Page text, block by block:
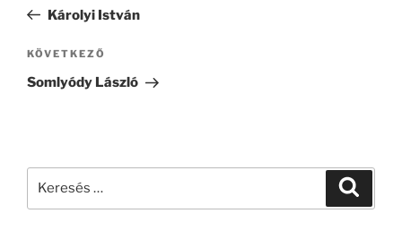
bejegyzés
Károlyi István
Következő
bejegyzés
KÖVETKEZŐ
Somlyódy László